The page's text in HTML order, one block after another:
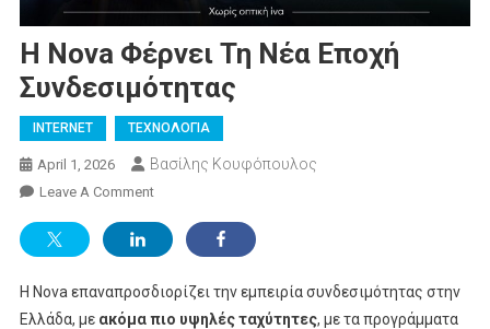
Η Nova Φέρνει Τη Νέα Εποχή
Συνδεσιμότητας
INTERNET ΤΕΧΝΟΛΟΓΙΑ
April 1, 2026 Βασίλης Κουφόπουλος
Leave A CommentOn
Nova
Τη
Νέα
Η Nova επαναπροσδιορίζει την εμπειρία συνδεσιμότητας στην
Ελλάδα, με ακόμα πιο υψηλές ταχύτητες, με τα προγράμματα